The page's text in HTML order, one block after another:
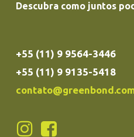
Descubra como juntos
+55 (11) 9 9564-3446
+55 (11) 9 9135-5418